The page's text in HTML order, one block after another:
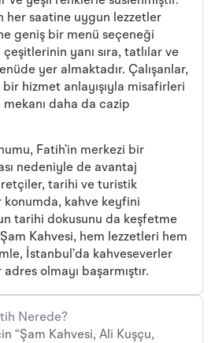
her saatine uygun lezzetler
geniş bir menü seçeneği
yanı sıra, tatlılar ve
yer almaktadır. Çalışanlar,
hizmet anlayışıyla misafirleri
mekanı daha da cazip
Fatih’in merkezi bir
nedeniyle de avantaj
tarihi ve turistik
konumda, kahve keyfini
tarihi dokusunu da keşfetme
Kahvesi, hem lezzetleri hem
İstanbul’da kahveseverler
olmayı başarmıştır.
Nerede?
“Şam Kahvesi, Ali Kuşçu,